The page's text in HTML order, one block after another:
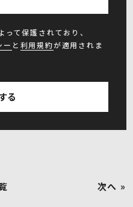
て保護されており、
ー と 利用規約が適用されま
次へ »